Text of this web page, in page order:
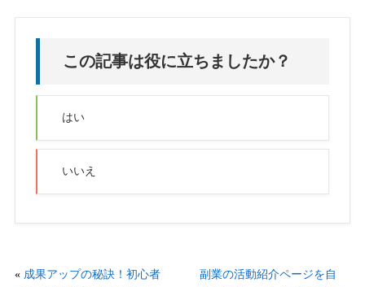
この記事は役に立ちましたか？
はい
いいえ
« 成果アップの秘訣！初心者
副業の活動紹介ページを自